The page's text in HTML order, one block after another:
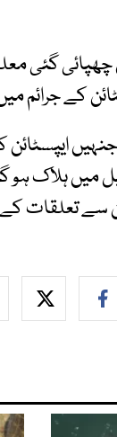
گئی
کے جرائم
ایپسٹائن
جیل میں
سے تعلقات